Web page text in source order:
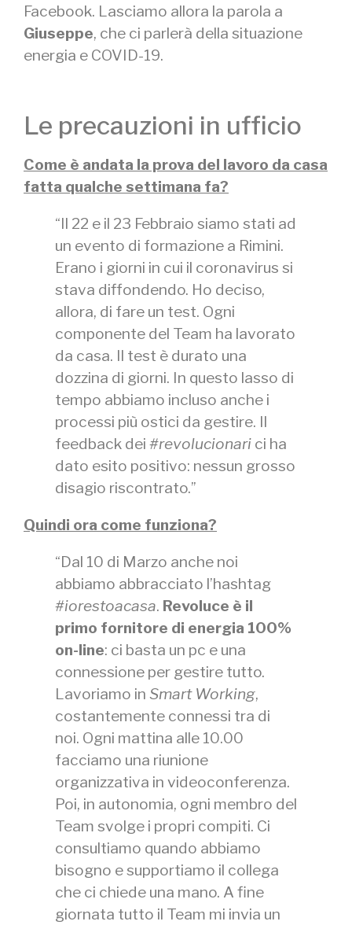
Facebook. Lasciamo allora la parola a
Giuseppe, che ci parlerà della situazione
energia e COVID-19.
Le precauzioni in ufficio
Come è andata la prova del lavoro da casa
fatta qualche settimana fa?
“Il 22 e il 23 Febbraio siamo stati ad
un evento di formazione a Rimini.
Erano i giorni in cui il coronavirus si
stava diffondendo. Ho deciso,
allora, di fare un test. Ogni
componente del Team ha lavorato
da casa. Il test è durato una
dozzina di giorni. In questo lasso di
tempo abbiamo incluso anche i
processi più ostici da gestire. Il
feedback dei #revolucionari ci ha
dato esito positivo: nessun grosso
disagio riscontrato.”
Quindi ora come funziona?
“Dal 10 di Marzo anche noi
abbiamo abbracciato l’hashtag
#iorestoacasa. Revoluce è il
primo fornitore di energia 100%
on-line: ci basta un pc e una
connessione per gestire tutto.
Lavoriamo in Smart Working,
costantemente connessi tra di
noi. Ogni mattina alle 10.00
facciamo una riunione
organizzativa in videoconferenza.
Poi, in autonomia, ogni membro del
Team svolge i propri compiti. Ci
consultiamo quando abbiamo
bisogno e supportiamo il collega
che ci chiede una mano. A fine
giornata tutto il Team mi invia un